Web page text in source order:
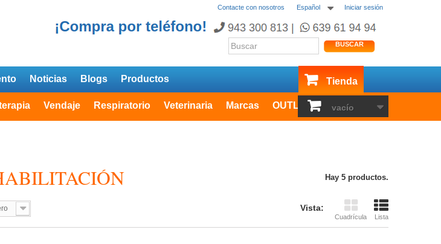
Iniciar sesión
Español
Contacte con nosotros
BUSCAR
vacío
Noticias Blogs Productos Tienda
Vendaje Respiratorio Veterinaria Marcas OUTLET
Hay 5 productos.
Vista:
Cuadrícula Lista